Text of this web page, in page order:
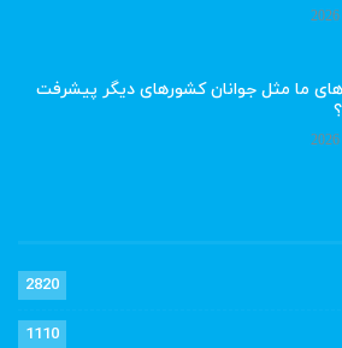
ما مثل جوانان کشورهای دیگر پیشرفت
2820
1110